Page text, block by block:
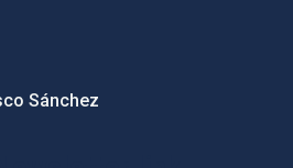
Sánchez